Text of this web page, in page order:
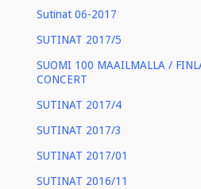
Sutinat 06-2017
SUTINAT 2017/5
SUOMI 100 MAAILMALLA /
CONCERT
SUTINAT 2017/4
SUTINAT 2017/3
SUTINAT 2017/01
SUTINAT 2016/11